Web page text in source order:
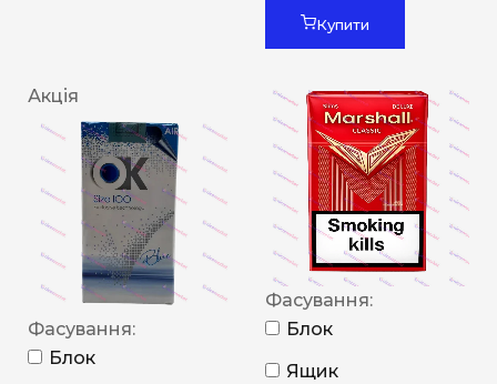
Купити
Акція
Фасування:
Блок
Фасування:
Блок
Ящик